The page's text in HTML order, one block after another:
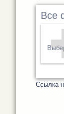
Все
Cсылка